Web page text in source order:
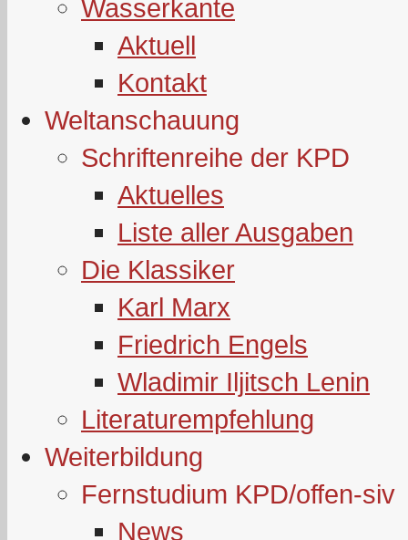
Wasserkante
Aktuell
Kontakt
Weltanschauung
Schriftenreihe der KPD
Aktuelles
Liste aller Ausgaben
Die Klassiker
Karl Marx
Friedrich Engels
Wladimir Iljitsch Lenin
Literaturempfehlung
Weiterbildung
Fernstudium KPD/offen-siv
News